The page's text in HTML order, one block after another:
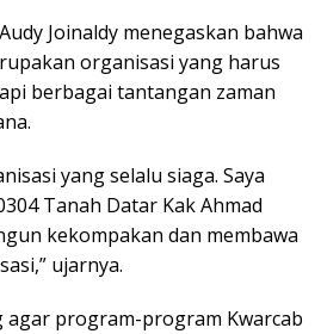
Joinaldy menegaskan bahwa
organisasi yang harus
berbagai tantangan zaman
yang selalu siaga. Saya
Tanah Datar Kak Ahmad
kekompakan dan membawa
ujarnya.
agar program-program Kwarcab